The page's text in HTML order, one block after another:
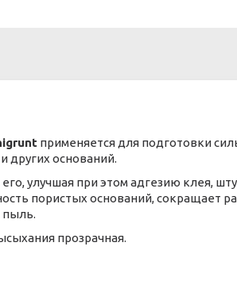
применяется для подготовки
других оснований.
улучшая при этом адгезию клея,
пористых оснований, сокращает
пыль.
прозрачная.